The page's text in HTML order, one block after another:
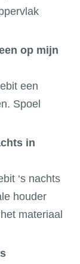
op mijn
een
Spoel
in
‘s nachts
houder
materiaal